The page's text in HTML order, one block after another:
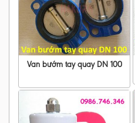
Van bướm tay quay DN 100